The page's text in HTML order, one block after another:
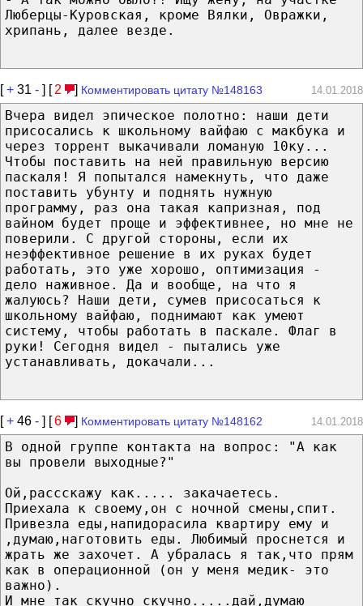
Люберцы-Куровская, кроме Вялки, Овражки,
хрипань, далее везде.
[+ 31 - ] [ 2 ] Комментировать цитату №148163 14.01.2018
Вчера видел эпическое полотно: наши дети
присосались к школьному вайфаю с макбука и
через торрент выкачивали ломаную 10ку...
Чтобы поставить на ней правильную версию
паскаля! Я попытался намекнуть, что даже
поставить убунту и поднять нужную
программу, раз она такая капризная, под
вайном будет проще и эффективнее, но мне не
поверили. С другой стороны, если их
неэффективное решение в их руках будет
работать, это уже хорошо, оптимизация -
дело наживное. Да и вообще, на что я
жалуюсь? Наши дети, сумев присосаться к
школьному вайфаю, поднимают как умеют
систему, чтобы работать в паскале. Флаг в
руки! Сегодня видел - пытались уже
устанавливать, докачали...
[+ 46 - ] [6 ] Комментировать цитату №148162 14.01.2018
В одной группе контакта на вопрос: "А как
вы провели выходные?"
Ой,рассскажу как..... закачаетесь.
Приехала к своему,он с ночной смены,спит.
Привезла еды,напидорасила квартиру ему и
,думаю,наготовить еды. Любимый проснется и
жрать же захочет. А убралась я так,что прям
как в операционной (он у меня медик- это
важно).
И мне так скучно скучно.....дай,думаю